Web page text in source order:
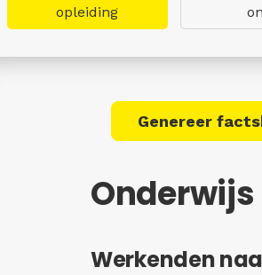
opleiding
Genereer
Werkenden